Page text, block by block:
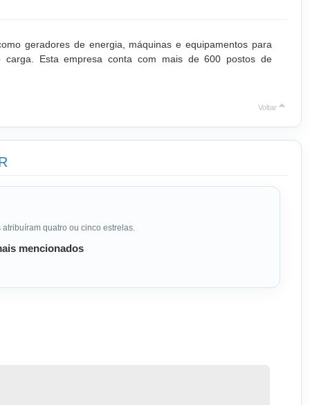
geradores de energia, máquinas e equipamentos para
carga. Esta empresa conta com mais de 600 postos de
Voltar
quatro ou cinco estrelas.
mencionados